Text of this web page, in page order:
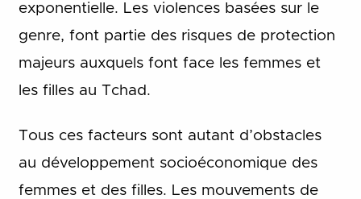
exponentielle. Les violences basées sur le
genre, font partie des risques de protection
majeurs auxquels font face les femmes et
les filles au Tchad.
Tous ces facteurs sont autant d’obstacles
au développement socioéconomique des
femmes et des filles. Les mouvements de